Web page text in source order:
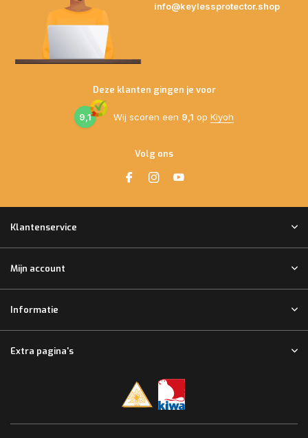
info@keylessprotector.shop
Deze klanten gingen je voor
9,1 Wij scoren een 9,1 op Kiyoh
Volg ons
Klantenservice
Mijn account
Informatie
Extra pagina's